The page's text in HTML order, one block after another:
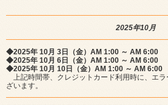
2025年10月
◆2025年 10月 3日（金）AM 1:00 ～ AM 6:00
◆2025年 10月 6日（金）AM 1:00 ～ AM 6:00
◆2025年 10月 10日（金）AM 1:00 ～ AM 6:00
上記時間帯、クレジットカード利用時に、エ
ざいます。